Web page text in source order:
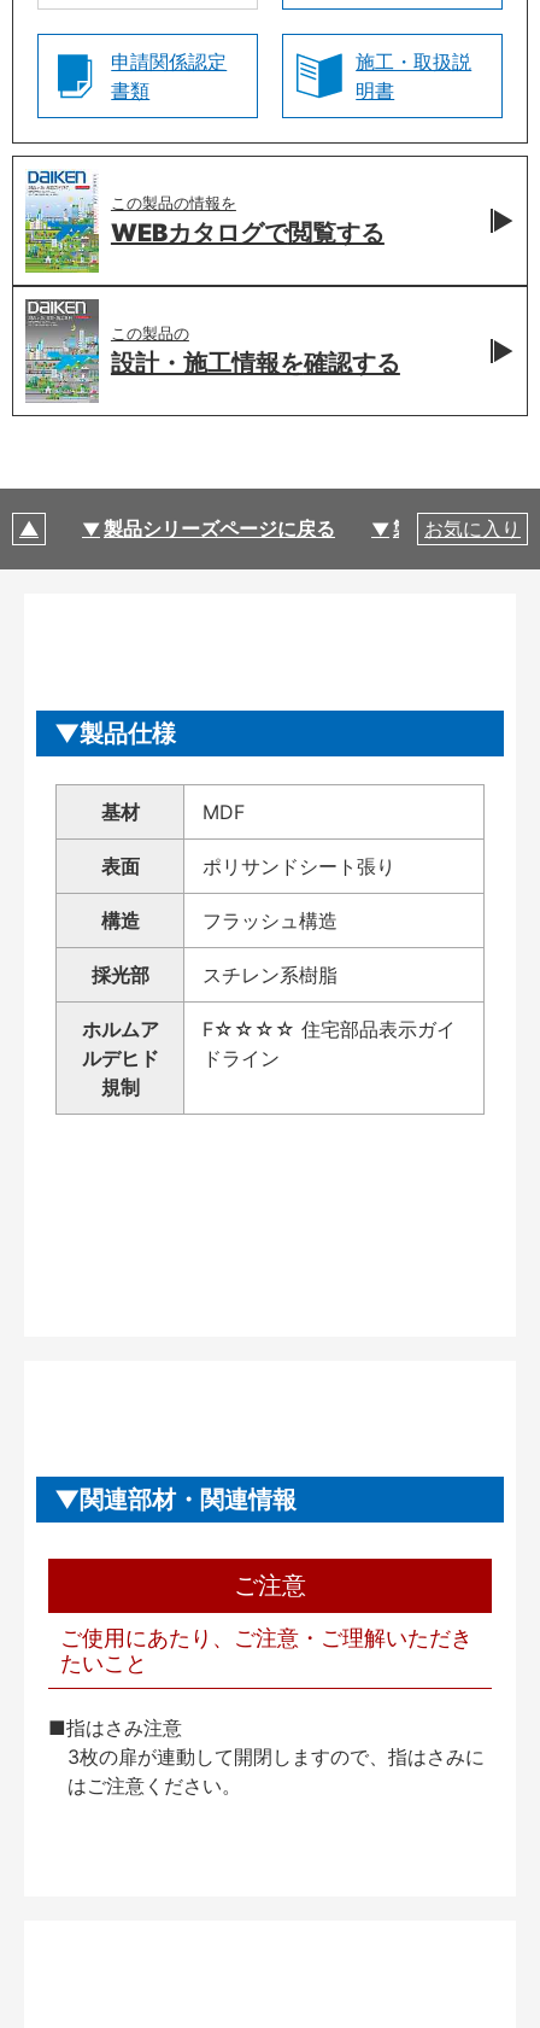
申請関係認定
書類
施工・取扱説
明書
この製品の情報を
WEBカタログで閲覧する
この製品の
設計・施工情報を確認する
製品シリーズページに戻る 製品仕様
お気に入り
製品仕様
基材 MDF
表面 ポリサンドシート張り
構造 フラッシュ構造
採光部 スチレン系樹脂
ホルムア
ルデヒド
規制
F☆☆☆☆ 住宅部品表示ガイ
ドライン
関連部材・関連情報
ご注意
ご使用にあたり、ご注意・ご理解いただき
たいこと
■指はさみ注意
3枚の扉が連動して開閉しますので、指はさみに
はご注意ください。